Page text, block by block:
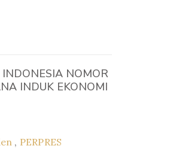
NOMOR
INDUK EKONOMI
, PERPRES